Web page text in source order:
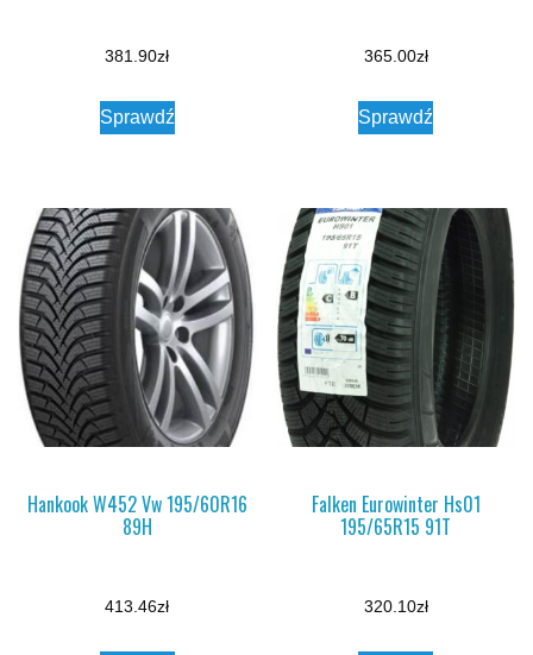
381.90zł
Sprawdź
365.00zł
Sprawdź
Hankook W452 Vw 195/60R16
89H
413.46zł
Falken Eurowinter Hs01
195/65R15 91T
320.10zł